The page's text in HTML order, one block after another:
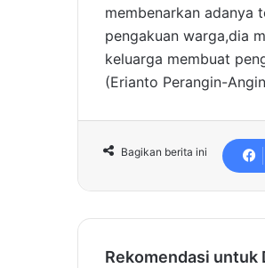
membenarkan adanya
pengakuan warga,dia
keluarga membuat
(Erianto Perangin-
Bagikan berita ini
Rekomendasi untuk